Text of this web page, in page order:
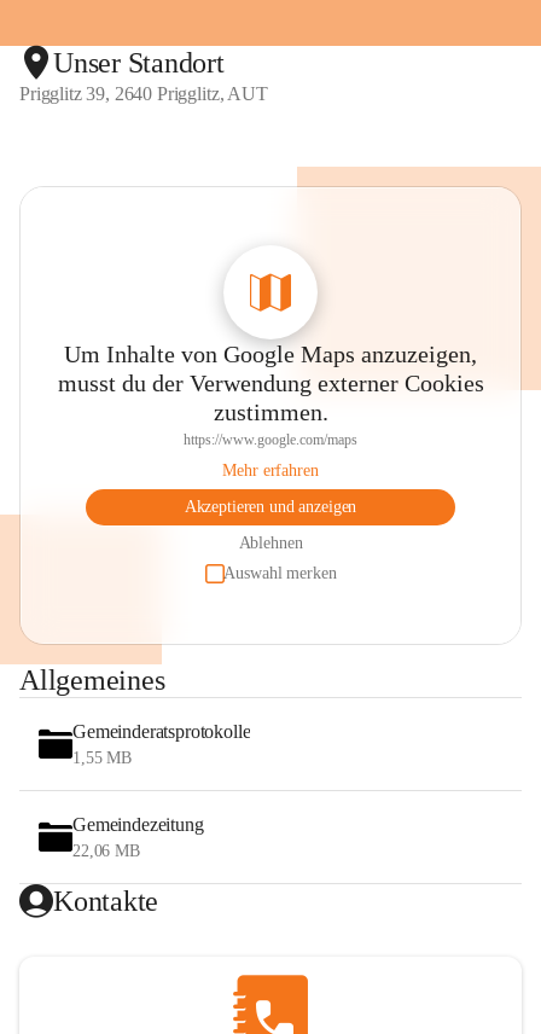
Unser Standort
Prigglitz 39, 2640 Prigglitz, AUT
Um Inhalte von Google Maps anzuzeigen,
musst du der Verwendung externer Cookies
zustimmen.
https://www.google.com/maps
Mehr erfahren
Akzeptieren und anzeigen
Ablehnen
Auswahl merken
Allgemeines
Gemeinderatsprotokolle
1,55 MB
Gemeindezeitung
22,06 MB
Kontakte